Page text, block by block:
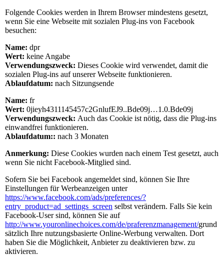
Folgende Cookies werden in Ihrem Browser mindestens gesetzt,
wenn Sie eine Webseite mit sozialen Plug-ins von Facebook
besuchen:
Name: dpr
Wert: keine Angabe
Verwendungszweck: Dieses Cookie wird verwendet, damit die
sozialen Plug-ins auf unserer Webseite funktionieren.
Ablaufdatum: nach Sitzungsende
Name: fr
Wert: 0jieyh4311145457c2GnlufEJ9..Bde09j…1.0.Bde09j
Verwendungszweck: Auch das Cookie ist nötig, dass die Plug-ins
einwandfrei funktionieren.
Ablaufdatum:: nach 3 Monaten
Anmerkung: Diese Cookies wurden nach einem Test gesetzt, auch
wenn Sie nicht Facebook-Mitglied sind.
Sofern Sie bei Facebook angemeldet sind, können Sie Ihre
Einstellungen für Werbeanzeigen unter
https://www.facebook.com/ads/preferences/?
entry_product=ad_settings_screen selbst verändern. Falls Sie kein
Facebook-User sind, können Sie auf
http://www.youronlinechoices.com/de/praferenzmanagement/grund
sätzlich Ihre nutzungsbasierte Online-Werbung verwalten. Dort
haben Sie die Möglichkeit, Anbieter zu deaktivieren bzw. zu
aktivieren.